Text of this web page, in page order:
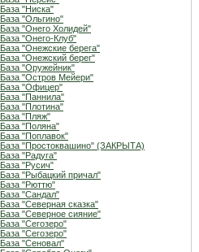
База "Ниска"
База "Ольгино"
База "Онего Холидей"
База "Онего-Клуб"
База "Онежские берега"
База "Онежский берег"
База "Оружейник"
База "Остров Мейери"
База "Офицер"
База "Паннила"
База "Плотина"
База "Пляж"
База "Поляна"
База "Поплавок"
База "Простоквашино" (ЗАКРЫТА)
База "Радуга"
База "Русич"
База "Рыбацкий причал"
База "Рюттю"
База "Сандал"
База "Северная сказка"
База "Северное сияние"
База "Сегозеро"
База "Сегозеро"
База "Сеновал"